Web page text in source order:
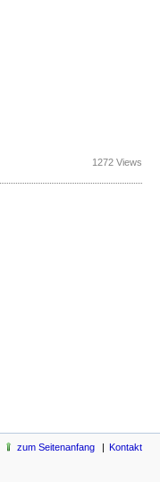
1272 Views
zum Seitenanfang Kontakt